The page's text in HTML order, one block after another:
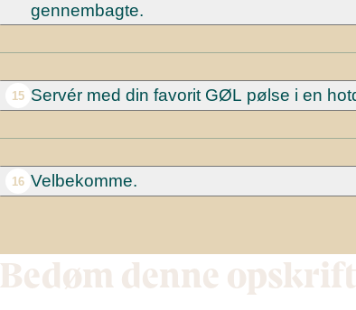
gennembagte.
15 Servér med din favorit GØL pølse i en
16 Velbekomme.
Bedøm denne opskrift